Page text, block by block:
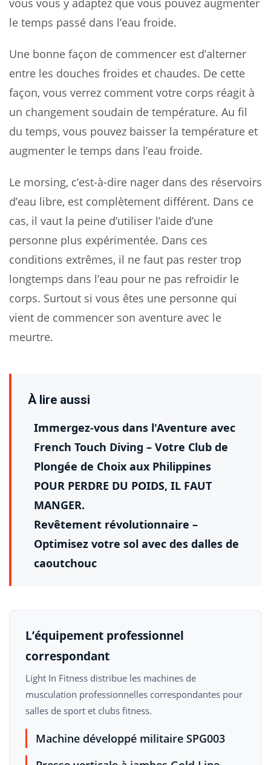
vous vous y adaptez que vous pouvez augmenter
le temps passé dans l’eau froide.
Une bonne façon de commencer est d’alterner
entre les douches froides et chaudes. De cette
façon, vous verrez comment votre corps réagit à
un changement soudain de température. Au fil
du temps, vous pouvez baisser la température et
augmenter le temps dans l’eau froide.
Le morsing, c’est-à-dire nager dans des réservoirs
d’eau libre, est complètement différent. Dans ce
cas, il vaut la peine d’utiliser l’aide d’une
personne plus expérimentée. Dans ces
conditions extrêmes, il ne faut pas rester trop
longtemps dans l’eau pour ne pas refroidir le
corps. Surtout si vous êtes une personne qui
vient de commencer son aventure avec le
meurtre.
À lire aussi
Immergez-vous dans l'Aventure avec
French Touch Diving – Votre Club de
Plongée de Choix aux Philippines
POUR PERDRE DU POIDS, IL FAUT
MANGER.
Revêtement révolutionnaire –
Optimisez votre sol avec des dalles de
caoutchouc
L’équipement professionnel
correspondant
Light In Fitness distribue les machines de
musculation professionnelles correspondantes pour
salles de sport et clubs fitness.
Machine développé militaire SPG003